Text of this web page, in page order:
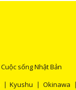
Cuộc sống Nhật Bản
Kyushu Okinawa